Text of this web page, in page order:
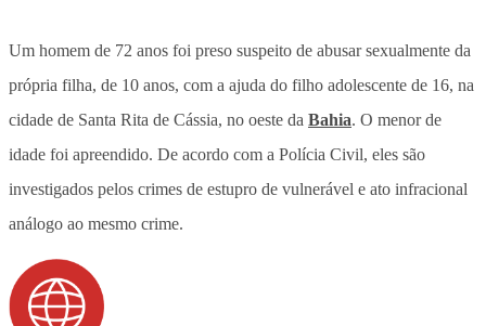
Um homem de 72 anos foi preso suspeito de abusar sexualmente da
própria filha, de 10 anos, com a ajuda do filho adolescente de 16, na
cidade de Santa Rita de Cássia, no oeste da Bahia. O menor de
idade foi apreendido. De acordo com a Polícia Civil, eles são
investigados pelos crimes de estupro de vulnerável e ato infracional
análogo ao mesmo crime.